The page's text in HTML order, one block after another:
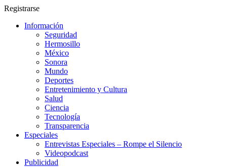
Registrarse
Información
Seguridad
Hermosillo
México
Sonora
Mundo
Deportes
Entretenimiento y Cultura
Salud
Ciencia
Tecnología
Transparencia
Especiales
Entrevistas Especiales – Rompe el Silencio
Videopodcast
Publicidad